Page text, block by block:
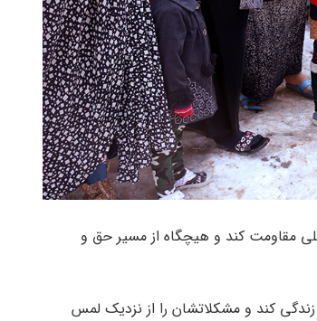
مقاومت کند و هیچگاه از مسیر حق و
کند و مشکلاتشان را از نزدیک لمس